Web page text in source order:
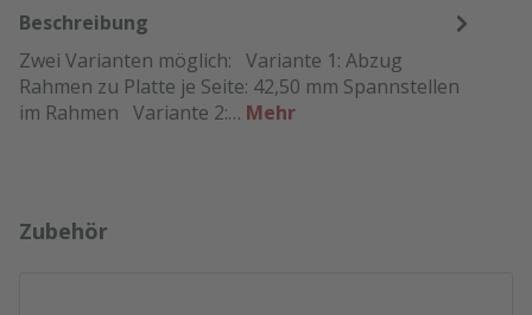
Beschreibung
Zwei Varianten möglich: Variante 1: Abzug
Rahmen zu Platte je Seite: 42,50 mm Spannstellen
im Rahmen Variante 2:… Mehr
Produktgalerie überspringen
Zubehör